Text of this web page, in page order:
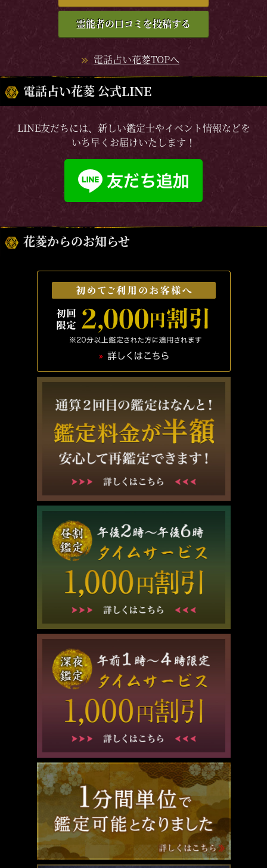
霊能者の口コミを投稿する
電話占い花菱TOPへ
電話占い花菱 公式LINE
LINE友だちには、新しい鑑定士やイベント情報などを
いち早くお届けいたします！
花菱からのお知らせ